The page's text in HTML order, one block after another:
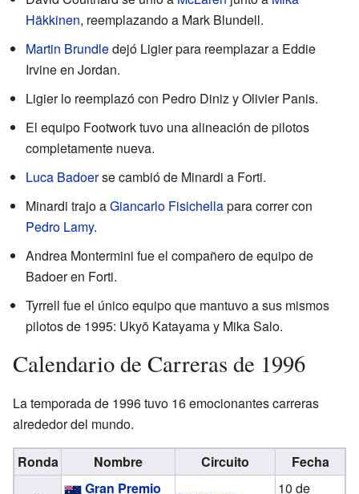
Häkkinen, reemplazando a Mark Blundell.
Martin Brundledejó Ligier para reemplazar a Eddie
Irvine en Jordan.
Ligier lo reemplazó con Pedro Diniz y Olivier Panis.
El equipo Footwork tuvo una alineación de pilotos
completamente nueva.
Luca Badoerse cambió de Minardi a Forti.
Minardi trajo aGiancarlo Fisichellapara correr con
Pedro Lamy.
Andrea Montermini fue el compañero de equipo de
Badoer en Forti.
Tyrrell fue el único equipo que mantuvo a sus mismos
pilotos de 1995: Ukyō Katayama y Mika Salo.
Calendario de Carreras de 1996
La temporada de 1996 tuvo 16 emocionantes carreras
alrededor del mundo.
Ronda Nombre Circuito
Fecha
Gran Premio
10 de